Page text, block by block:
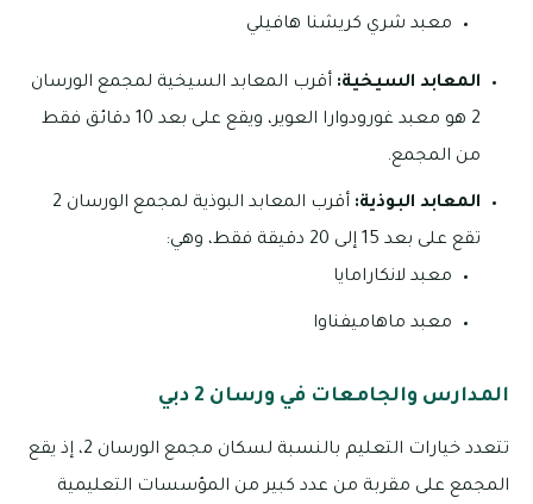
معبد شري كريشنا هافيلي
المعابد السيخية: أقرب المعابد السيخية لمجمع الورسان
2 هو معبد غورودوارا العوير، ويقع على بعد 10 دقائق فقط
من المجمع.
المعابد البوذية:
أقرب المعابد البوذية لمجمع الورسان 2
تقع على بعد 15 إلى 20 دقيقة فقط، وهي:
معبد لانكارامايا
معبد ماهاميفناوا
المدارس والجامعات في ورسان 2 دبي
تتعدد خيارات التعليم بالنسبة لسكان مجمع الورسان 2، إذ يقع
المجمع على مقربة من عدد كبير من المؤسسات التعليمية